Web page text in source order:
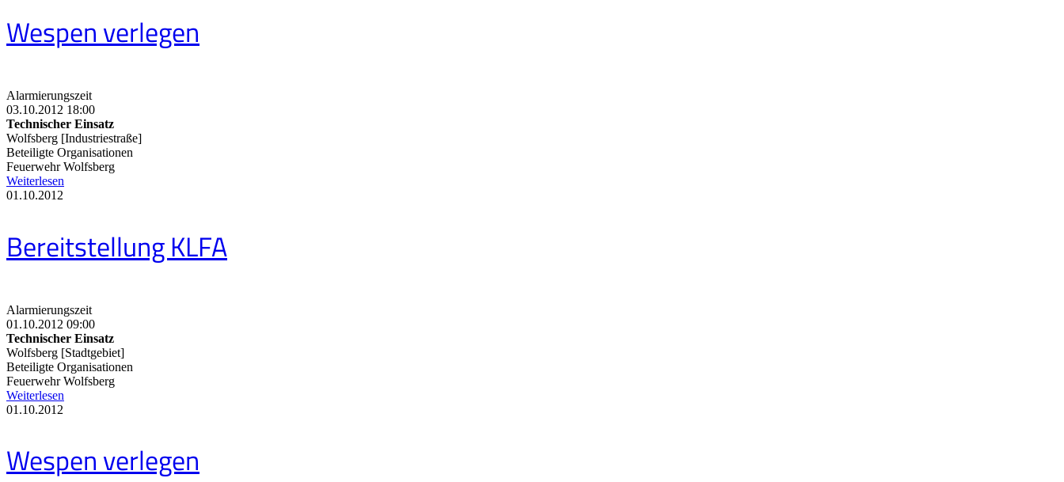
Wespen verlegen
Alarmierungszeit
03.10.2012 18:00
Technischer Einsatz
Wolfsberg [Industriestraße]
Beteiligte Organisationen
Feuerwehr Wolfsberg
Weiterlesen
01.10.2012
Bereitstellung KLFA
Alarmierungszeit
01.10.2012 09:00
Technischer Einsatz
Wolfsberg [Stadtgebiet]
Beteiligte Organisationen
Feuerwehr Wolfsberg
Weiterlesen
01.10.2012
Wespen verlegen